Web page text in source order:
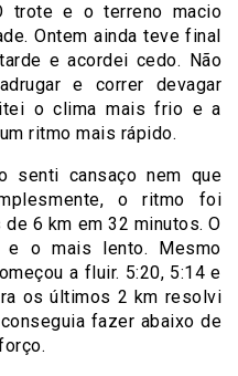
trote e o terreno macio
Ontem ainda teve final
e acordei cedo. Não
e correr devagar
o clima mais frio e a
ritmo mais rápido.
senti cansaço nem que
o ritmo foi
6 km em 32 minutos. O
e o mais lento. Mesmo
a fluir. 5:20, 5:14 e
os últimos 2 km resolvi
fazer abaixo de